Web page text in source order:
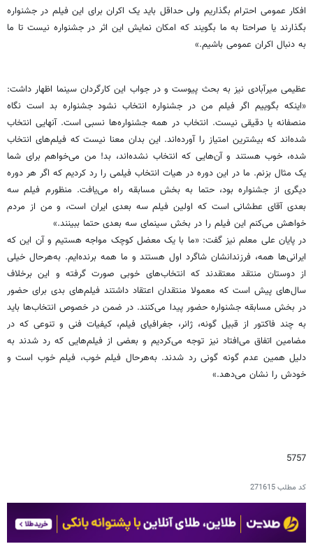
افکار عمومی احترام بگذاریم ولی حداقل باید یک اکران برای این فیلم در جشنواره
بگذارند یا صراحتا به ما بگویند که امکان نمایش این اثر در جشنواره نیست تا ما
به دنبال اکران عمومی باشیم.»
عظیمی میرآبادی نیز به بحث پیوست و در جواب این کارگردان سینما اظهار داشت:
«اینکه بگوییم اگر فیلم من در جشنواره انتخاب نشود جشنواره بد است نگاه
منصفانه یا دقیقی نیست. انتخاب در همه جشنواره‌ها نسبی است. آنهایی انتخاب
شده‌اند که بیشترین امتیاز را آورده‌اند. این بدان معنا نیست که فیلم‌های انتخاب
شده، خوب هستند و آن‌هایی که انتخاب نشده‌اند، بد! من می‌خواهم برای شما
یک مثال بزنم. ما در این دوره در هیات انتخاب فیلمی را رد کردیم که اگر هر دوره
دیگری از جشنواره بود، حتما به بخش مسابقه راه می‌یافت. منظورم فیلم سه
بعدی آقای عطشانی است که اولین فیلم سه بعدی ایران است، و من از مردم
خواهش می‌کنم این فیلم را در بخش سینمای سه بعدی حتما ببینند.»
در پایان علی معلم نیز گفت: «ما با یک معضل کوچک مواجه هستیم و آن این که
ایرانی‌ها همه، فرزندانشان شاگرد اول هستند و ما همه برنده‌ایم. به‌هرحال خیلی
از دوستان منتقد معتقدند که انتخاب‌های خوبی صورت گرفته و این برخلاف
سال‌های پیش است که معمولا منتقدان اعتقاد داشتند فیلم‌های بدی برای حضور
در بخش مسابقه جشنواره حضور پیدا می‌کنند. در ضمن در خصوص انتخاب‌ها باید
به چند فاکتور از قبیل گونه، ژانر، جغرافیای فیلم، کیفیات فنی و تنوعی که در
مضامین اتفاق می‌افتاد نیز توجه می‌کردیم و بعضی از فیلم‌هایی که رد شدند به
دلیل همین عدم گونه گونی رد شدند. به‌هرحال فیلم خوب، فیلم خوب است و
خودش را نشان می‌دهد.»
5757
کد مطلب271615